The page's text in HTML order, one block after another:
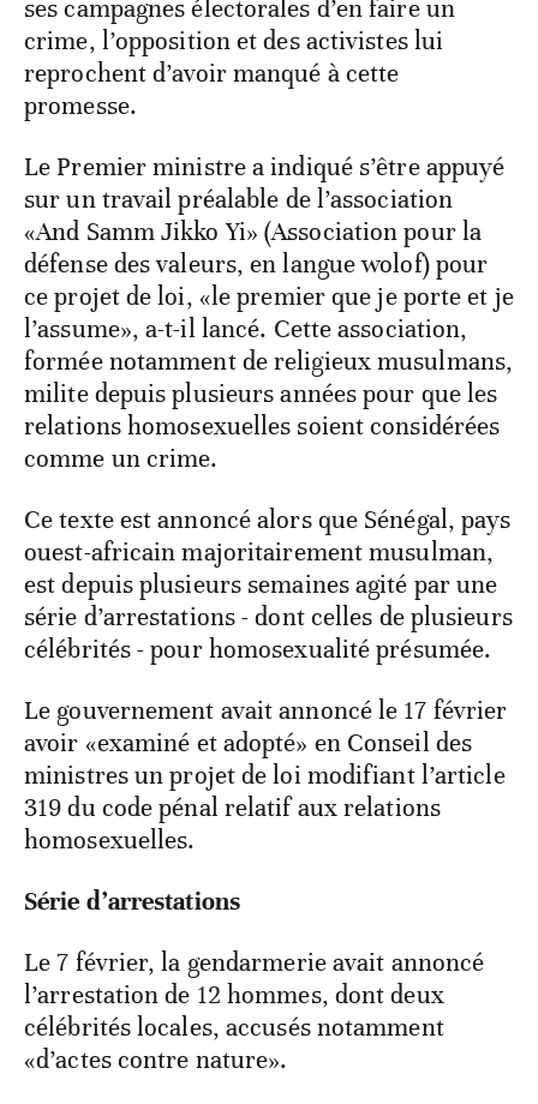
ses campagnes électorales d’en faire un
crime, l’opposition et des activistes lui
reprochent d’avoir manqué à cette
promesse.
Le Premier ministre a indiqué s’être appuyé
sur un travail préalable de l’association
«And Samm Jikko Yi» (Association pour la
défense des valeurs, en langue wolof) pour
ce projet de loi, «le premier que je porte et je
l’assume», a-t-il lancé. Cette association,
formée notamment de religieux musulmans,
milite depuis plusieurs années pour que les
relations homosexuelles soient considérées
comme un crime.
Ce texte est annoncé alors que Sénégal, pays
ouest-africain majoritairement musulman,
est depuis plusieurs semaines agité par une
série d’arrestations - dont celles de plusieurs
célébrités - pour homosexualité présumée.
Le gouvernement avait annoncé le 17 février
avoir «examiné et adopté» en Conseil des
ministres un projet de loi modifiant l’article
319 du code pénal relatif aux relations
homosexuelles.
Série d’arrestations
Le 7 février, la gendarmerie avait annoncé
l’arrestation de 12 hommes, dont deux
célébrités locales, accusés notamment
«d’actes contre nature».